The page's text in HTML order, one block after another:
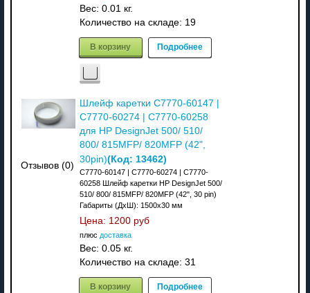
Вес: 0.01 кг.
Количество на складе: 19
В корзину Подробнее
Отзывов (0)
Шлейф каретки C7770-60147 |
C7770-60274 | C7770-60258
для HP DesignJet 500/ 510/
800/ 815MFP/ 820MFP (42",
30pin)(Код: 13462)
C7770-60147 | C7770-60274 | C7770-
60258 Шлейф каретки HP DesignJet 500/
510/ 800/ 815MFP/ 820MFP (42", 30 pin)
Габариты (ДхШ): 1500x30 мм
Цена: 1200 руб
плюс доставка
Вес: 0.05 кг.
Количество на складе: 31
В корзину Подробнее